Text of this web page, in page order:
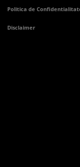
Politica de
Disclaimer